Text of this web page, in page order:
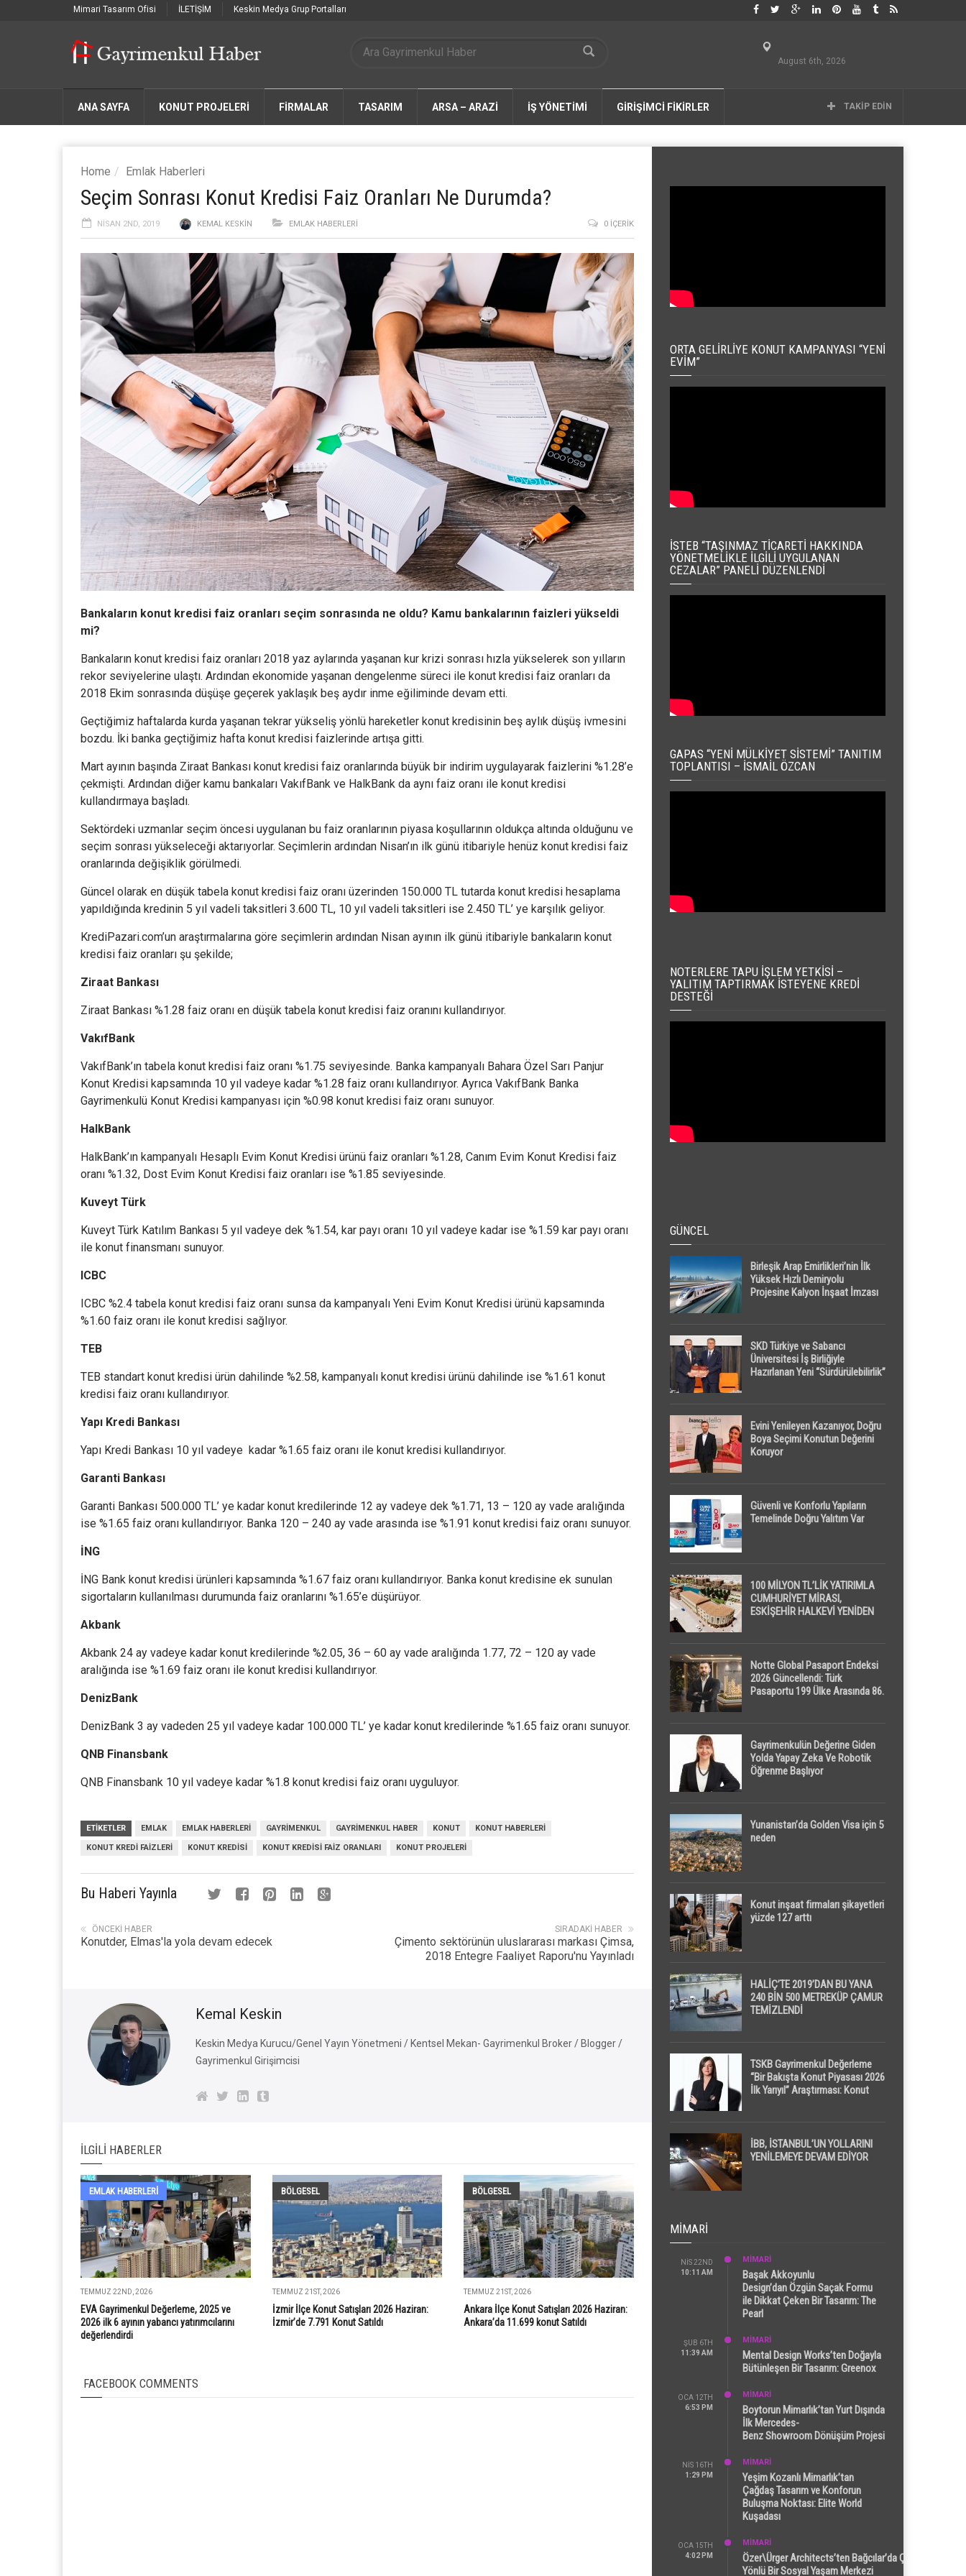
Mimari Tasarım Ofisi İLETİŞİM Keskin Medya Grup Portalları
August 6th, 2026
ANA SAYFA KONUT PROJELERİ FIRMALAR TASARIM ARSA – ARAZİ İŞ YÖNETİMİ GİRİŞİMCİ FİKİRLER TAKIP EDIN
Home Emlak Haberleri
Seçim Sonrası Konut Kredisi Faiz Oranları Ne Durumda?
NISAN 2ND, 2019 KEMAL KESKIN EMLAK HABERLERI 0 İÇERIK
Bankaların konut kredisi faiz oranları seçim sonrasında ne oldu? Kamu bankalarının faizleri yükseldi
mi?
Bankaların konut kredisi faiz oranları 2018 yaz aylarında yaşanan kur krizi sonrası hızla yükselerek son yılların
rekor seviyelerine ulaştı. Ardından ekonomide yaşanan dengelenme süreci ile konut kredisi faiz oranları da
2018 Ekim sonrasında düşüşe geçerek yaklaşık beş aydır inme eğiliminde devam etti.
Geçtiğimiz haftalarda kurda yaşanan tekrar yükseliş yönlü hareketler konut kredisinin beş aylık düşüş ivmesini
bozdu. İki banka geçtiğimiz hafta konut kredisi faizlerinde artışa gitti.
Mart ayının başında Ziraat Bankası konut kredisi faiz oranlarında büyük bir indirim uygulayarak faizlerini %1.28’e
çekmişti. Ardından diğer kamu bankaları VakıfBank ve HalkBank da aynı faiz oranı ile konut kredisi
kullandırmaya başladı.
Sektördeki uzmanlar seçim öncesi uygulanan bu faiz oranlarının piyasa koşullarının oldukça altında olduğunu ve
seçim sonrası yükseleceği aktarıyorlar. Seçimlerin ardından Nisan’ın ilk günü itibariyle henüz konut kredisi faiz
oranlarında değişiklik görülmedi.
Güncel olarak en düşük tabela konut kredisi faiz oranı üzerinden 150.000 TL tutarda konut kredisi hesaplama
yapıldığında kredinin 5 yıl vadeli taksitleri 3.600 TL, 10 yıl vadeli taksitleri ise 2.450 TL’ ye karşılık geliyor.
KrediPazari.com’un araştırmalarına göre seçimlerin ardından Nisan ayının ilk günü itibariyle bankaların konut
kredisi faiz oranları şu şekilde;
Ziraat Bankası
Ziraat Bankası %1.28 faiz oranı en düşük tabela konut kredisi faiz oranını kullandırıyor.
VakıfBank
VakıfBank’ın tabela konut kredisi faiz oranı %1.75 seviyesinde. Banka kampanyalı Bahara Özel Sarı Panjur
Konut Kredisi kapsamında 10 yıl vadeye kadar %1.28 faiz oranı kullandırıyor. Ayrıca VakıfBank Banka
Gayrimenkulü Konut Kredisi kampanyası için %0.98 konut kredisi faiz oranı sunuyor.
HalkBank
HalkBank’ın kampanyalı Hesaplı Evim Konut Kredisi ürünü faiz oranları %1.28, Canım Evim Konut Kredisi faiz
oranı %1.32, Dost Evim Konut Kredisi faiz oranları ise %1.85 seviyesinde.
Kuveyt Türk
Kuveyt Türk Katılım Bankası 5 yıl vadeye dek %1.54, kar payı oranı 10 yıl vadeye kadar ise %1.59 kar payı oranı
ile konut finansmanı sunuyor.
ICBC
ICBC %2.4 tabela konut kredisi faiz oranı sunsa da kampanyalı Yeni Evim Konut Kredisi ürünü kapsamında
%1.60 faiz oranı ile konut kredisi sağlıyor.
TEB
TEB standart konut kredisi ürün dahilinde %2.58, kampanyalı konut kredisi ürünü dahilinde ise %1.61 konut
kredisi faiz oranı kullandırıyor.
Yapı Kredi Bankası
Yapı Kredi Bankası 10 yıl vadeye kadar %1.65 faiz oranı ile konut kredisi kullandırıyor.
Garanti Bankası
Garanti Bankası 500.000 TL’ ye kadar konut kredilerinde 12 ay vadeye dek %1.71, 13 – 120 ay vade aralığında
ise %1.65 faiz oranı kullandırıyor. Banka 120 – 240 ay vade arasında ise %1.91 konut kredisi faiz oranı sunuyor.
İNG
İNG Bank konut kredisi ürünleri kapsamında %1.67 faiz oranı kullandırıyor. Banka konut kredisine ek sunulan
sigortaların kullanılması durumunda faiz oranlarını %1.65’e düşürüyor.
Akbank
Akbank 24 ay vadeye kadar konut kredilerinde %2.05, 36 – 60 ay vade aralığında 1.77, 72 – 120 ay vade
aralığında ise %1.69 faiz oranı ile konut kredisi kullandırıyor.
DenizBank
DenizBank 3 ay vadeden 25 yıl vadeye kadar 100.000 TL’ ye kadar konut kredilerinde %1.65 faiz oranı sunuyor.
QNB Finansbank
QNB Finansbank 10 yıl vadeye kadar %1.8 konut kredisi faiz oranı uyguluyor.
ETIKETLER EMLAK EMLAK HABERLERI GAYRIMENKUL GAYRIMENKUL HABER KONUT KONUT HABERLERI
KONUT KREDI FAIZLERI KONUT KREDISI KONUT KREDISI FAIZ ORANLARI KONUT PROJELERI
Bu Haberi Yayınla
SIRADAKI HABER
Çimento sektörünün uluslararası markası Çimsa,
2018 Entegre Faaliyet Raporu'nu Yayınladı
ÖNCEKI HABER
Konutder, Elmas'la yola devam edecek
Kemal Keskin
Keskin Medya Kurucu/Genel Yayın Yönetmeni / Kentsel Mekan- Gayrimenkul Broker / Blogger /
Gayrimenkul Girişimcisi
İLGILI HABERLER
EMLAK HABERLERI
TEMMUZ 22ND, 2026
EVA Gayrimenkul Değerleme, 2025 ve
2026 ilk 6 ayının yabancı yatırımcılarını
değerlendirdi
BÖLGESEL
TEMMUZ 21ST, 2026
İzmir İlçe Konut Satışları 2026 Haziran:
İzmir’de 7.791 Konut Satıldı
BÖLGESEL
TEMMUZ 21ST, 2026
Ankara İlçe Konut Satışları 2026 Haziran:
Ankara’da 11.699 konut Satıldı
FACEBOOK COMMENTS
ORTA GELIRLIYE KONUT KAMPANYASI “YENI
EVIM”
İSTEB “TAŞINMAZ TICARETI HAKKINDA
YÖNETMELIKLE İLGILI UYGULANAN
CEZALAR” PANELI DÜZENLENDI
GAPAS “YENI MÜLKIYET SISTEMI” TANITIM
TOPLANTISI – İSMAIL ÖZCAN
NOTERLERE TAPU İŞLEM YETKISI –
YALITIM TAPTIRMAK İSTEYENE KREDI
DESTEĞI
GÜNCEL
Birleşik Arap Emirlikleri’nin İlk
Yüksek Hızlı Demiryolu
Projesine Kalyon İnşaat İmzası
SKD Türkiye ve Sabancı
Üniversitesi İş Birliğiyle
Hazırlanan Yeni “Sürdürülebilirlik”
Evini Yenileyen Kazanıyor, Doğru
Boya Seçimi Konutun Değerini
Koruyor
Güvenli ve Konforlu Yapıların
Temelinde Doğru Yalıtım Var
100 MİLYON TL’LİK YATIRIMLA
CUMHURİYET MİRASI,
ESKİŞEHİR HALKEVİ YENİDEN
Notte Global Pasaport Endeksi
2026 Güncellendi: Türk
Pasaportu 199 Ülke Arasında 86.
Gayrimenkulün Değerine Giden
Yolda Yapay Zeka Ve Robotik
Öğrenme Başlıyor
Yunanistan’da Golden Visa için 5
neden
Konut inşaat firmaları şikayetleri
yüzde 127 arttı
HALİÇ’TE 2019’DAN BU YANA
240 BİN 500 METREKÜP ÇAMUR
TEMİZLENDİ
TSKB Gayrimenkul Değerleme
“Bir Bakışta Konut Piyasası 2026
İlk Yarıyıl” Araştırması: Konut
Dikkat Çekti
İBB, İSTANBUL’UN YOLLARINI
YENİLEMEYE DEVAM EDİYOR
MIMARI
NIS 22ND
10:11 AM
MİMARİ
Başak Akkoyunlu
Design’dan Özgün Saçak Formu
ile Dikkat Çeken Bir Tasarım: The
Pearl
ŞUB 6TH
11:39 AM
MİMARİ
Mental Design Works’ten Doğayla
Bütünleşen Bir Tasarım: Greenox
OCA 12TH
6:53 PM
MİMARİ
Boytorun Mimarlık’tan Yurt Dışında
İlk Mercedes-
Benz Showroom Dönüşüm Projesi
NIS 16TH
1:29 PM
MİMARİ
Yeşim Kozanlı Mimarlık’tan
Çağdaş Tasarım ve Konforun
Buluşma Noktası: Elite World
Kuşadası
OCA 15TH
4:02 PM
MİMARİ
Özer\Ürger Architects’ten Bağcılar’da Çok
Yönlü Bir Sosyal Yaşam Merkezi